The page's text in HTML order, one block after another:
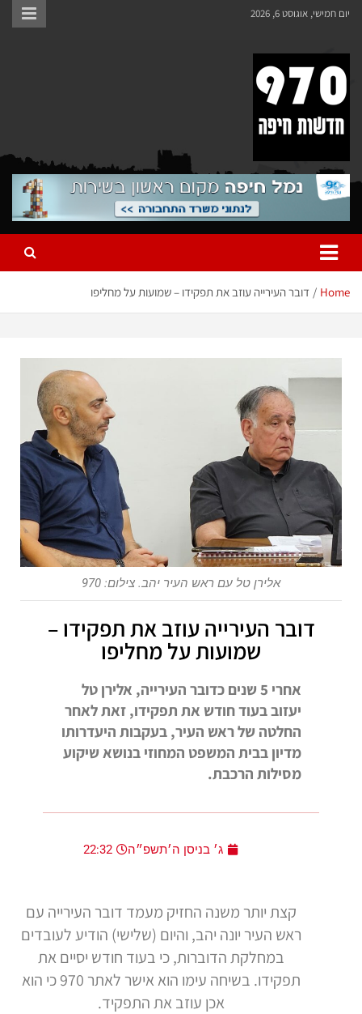
יום חמישי, אוגוסט 6, 2026
970 חדשות חיפה
970 חדשות חיפה
Home דובר העירייה עוזב את תפקידו – שמועות על מחליפו
אלירן טל עם ראש העיר יהב. צילום: 970
דובר העירייה עוזב את תפקידו –
שמועות על מחליפו
אחרי 5 שנים כדובר העירייה, אלירן טל
יעזוב בעוד חודש את תפקידו, זאת לאחר
החלטה של ראש העיר, בעקבות היעדרותו
מדיון בבית המשפט המחוזי בנושא שיקוע
מסילות הרכבת.
ג׳ בניסן ה׳תשפ״ה 22:32
קצת יותר משנה החזיק מעמד דובר העירייה עם
ראש העיר יונה יהב, והיום (שלישי) הודיע לעובדים
במחלקת הדוברות, כי בעוד חודש יסיים את
תפקידו. בשיחה עימו הוא אישר לאתר 970 כי הוא
אכן עוזב את התפקיד.